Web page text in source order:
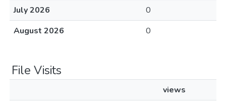
July 2026
0
August 2026
0
File Visits
views